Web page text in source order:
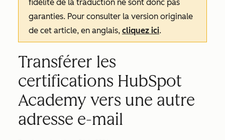
fidélité de la traduction ne sont donc pas
garanties. Pour consulter la version originale
de cet article, en anglais, cliquez ici.
Transférer les
certifications HubSpot
Academy vers une autre
adresse e-mail